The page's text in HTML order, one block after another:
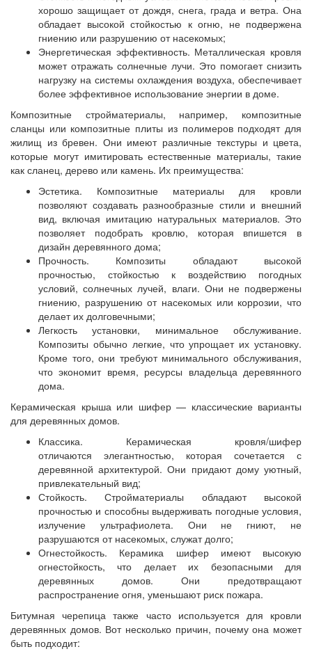
хорошо защищает от дождя, снега, града и ветра. Она
обладает высокой стойкостью к огню, не подвержена
гниению или разрушению от насекомых;
Энергетическая эффективность. Металлическая кровля
может отражать солнечные лучи. Это помогает снизить
нагрузку на системы охлаждения воздуха, обеспечивает
более эффективное использование энергии в доме.
Композитные стройматериалы, например, композитные
сланцы или композитные плиты из полимеров подходят для
жилищ из бревен. Они имеют различные текстуры и цвета,
которые могут имитировать естественные материалы, такие
как сланец, дерево или камень. Их преимущества:
Эстетика. Композитные материалы для кровли
позволяют создавать разнообразные стили и внешний
вид, включая имитацию натуральных материалов. Это
позволяет подобрать кровлю, которая впишется в
дизайн деревянного дома;
Прочность. Композиты обладают высокой
прочностью, стойкостью к воздействию погодных
условий, солнечных лучей, влаги. Они не подвержены
гниению, разрушению от насекомых или коррозии, что
делает их долговечными;
Легкость установки, минимальное обслуживание.
Композиты обычно легкие, что упрощает их установку.
Кроме того, они требуют минимального обслуживания,
что экономит время, ресурсы владельца деревянного
дома.
Керамическая крыша или шифер — классические варианты
для деревянных домов.
Классика. Керамическая кровля/шифер
отличаются элегантностью, которая сочетается с
деревянной архитектурой. Они придают дому уютный,
привлекательный вид;
Стойкость. Стройматериалы обладают высокой
прочностью и способны выдерживать погодные условия,
излучение ультрафиолета. Они не гниют, не
разрушаются от насекомых, служат долго;
Огнестойкость. Керамика шифер имеют высокую
огнестойкость, что делает их безопасными для
деревянных домов. Они предотвращают
распространение огня, уменьшают риск пожара.
Битумная черепица также часто используется для кровли
деревянных домов. Вот несколько причин, почему она может
быть подходит: